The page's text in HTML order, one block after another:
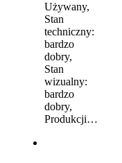
Używany,
Stan
techniczny:
bardzo
dobry,
Stan
wizualny:
bardzo
dobry,
Produkcji…